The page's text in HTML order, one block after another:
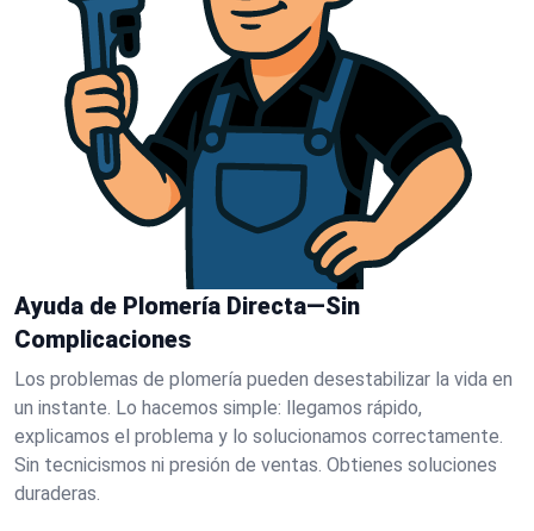
Ayuda de Plomería Directa—Sin
Complicaciones
Los problemas de plomería pueden desestabilizar la vida en
un instante. Lo hacemos simple: llegamos rápido,
explicamos el problema y lo solucionamos correctamente.
Sin tecnicismos ni presión de ventas. Obtienes soluciones
duraderas.